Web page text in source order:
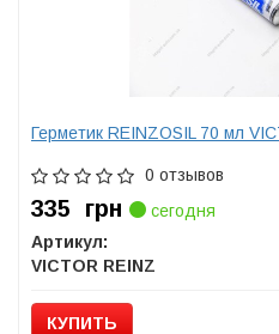
Герметик REINZOSIL 70 мл
0 отзывов
335 грн
сегодня
Артикул:
VICTOR REINZ
КУПИТЬ